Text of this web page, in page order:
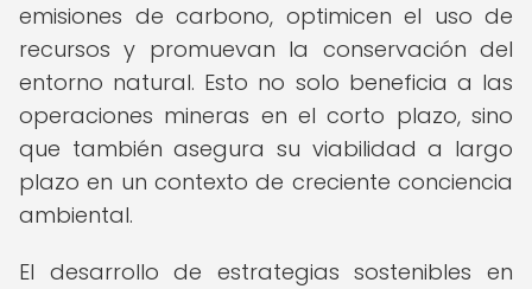
emisiones de carbono, optimicen el uso de
recursos y promuevan la conservación del
entorno natural. Esto no solo beneficia a las
operaciones mineras en el corto plazo, sino
que también asegura su viabilidad a largo
plazo en un contexto de creciente conciencia
ambiental.
El desarrollo de estrategias sostenibles en